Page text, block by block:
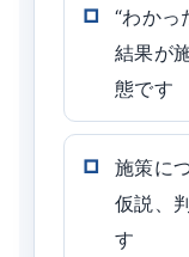
“わかっ
結果が
態です
施策に
仮説、
す